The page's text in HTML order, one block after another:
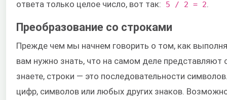
ответа только целое число, вот так: 5 / 2 = 2
Преобразование со строками
Прежде чем мы начнем говорить о том, как
вам нужно знать, что на самом деле представляют
знаете, строки — это последовательности
цифр, символов или любых других знаков.